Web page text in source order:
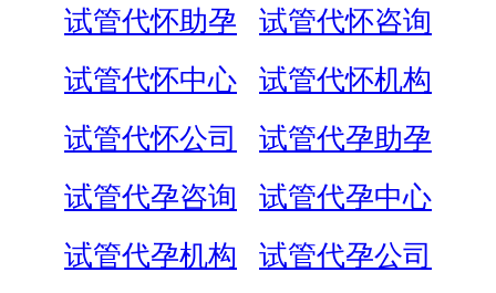
试管代怀助孕
试管代怀咨询
试管代怀中心
试管代怀机构
试管代怀公司
试管代孕助孕
试管代孕咨询
试管代孕中心
试管代孕机构
试管代孕公司